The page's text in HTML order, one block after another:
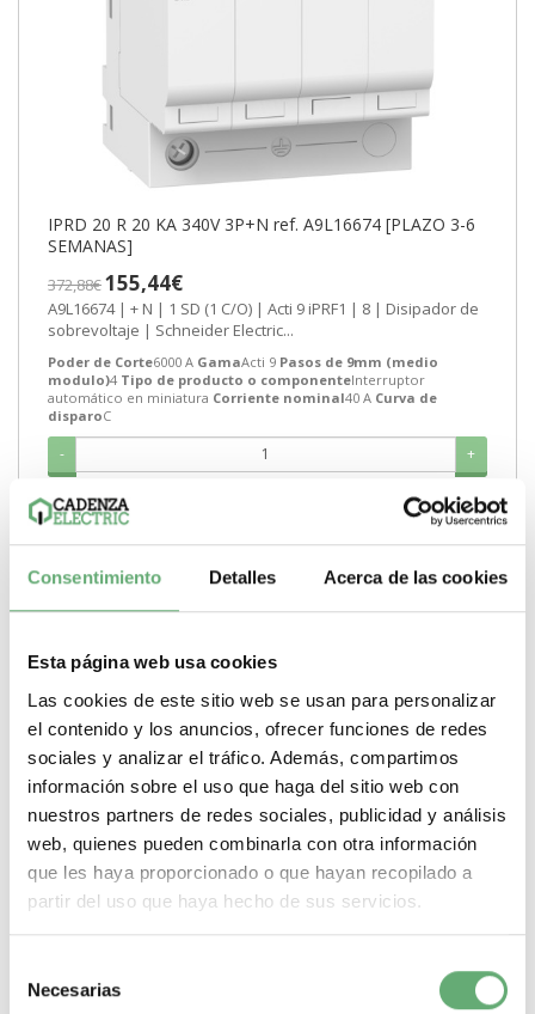
Consentimiento Detalles Acerca de las cookies
Esta página web usa cookies
Las cookies de este sitio web se usan para personalizar
el contenido y los anuncios, ofrecer funciones de redes
sociales y analizar el tráfico. Además, compartimos
información sobre el uso que haga del sitio web con
nuestros partners de redes sociales, publicidad y análisis
web, quienes pueden combinarla con otra información
que les haya proporcionado o que hayan recopilado a
partir del uso que haya hecho de sus servicios.
Necesarias
IPRD 20 R 20 KA 340V 3P+N ref. A9L16674 [PLAZO 3-6
SEMANAS]
372,88€155,44€
A9L16674 | + N | 1 SD (1 C/O) | Acti 9 iPRF1 | 8 | Disipador de
sobrevoltaje | Schneider Electric...
Poder de Corte6000 A GamaActi 9 Pasos de 9mm (medio
modulo)4 Tipo de producto o componenteInterruptor
automático en miniatura Corriente nominal40 A Curva de
disparoC
- +
IPRD 20 20 KA 340V 1P+N ref. A9L16572 [PLAZO 3-6